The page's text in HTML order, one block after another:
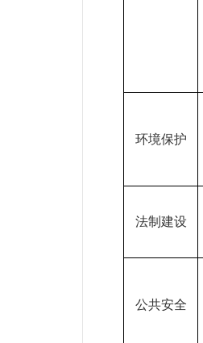
环境保护
法制建设
公共安全